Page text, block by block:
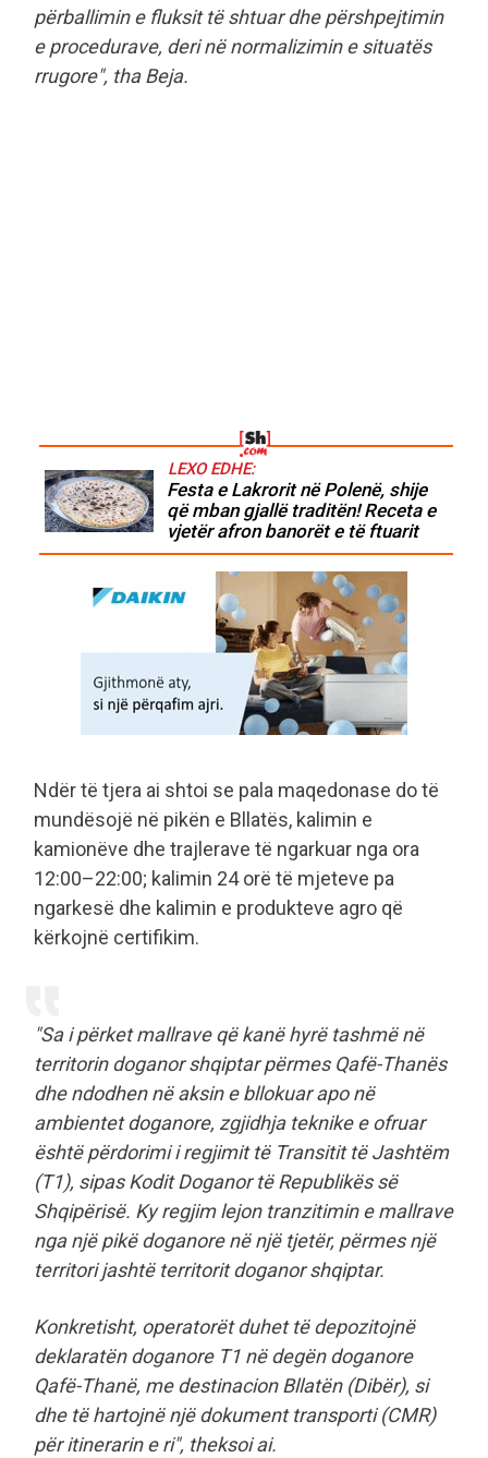
përballimin e fluksit të shtuar dhe përshpejtimin
e procedurave, deri në normalizimin e situatës
rrugore", tha Beja.
LEXO EDHE:
Festa e Lakrorit në Polenë, shije
që mban gjallë traditën! Receta e
vjetër afron banorët e të ftuarit
Ndër të tjera ai shtoi se pala maqedonase do të
mundësojë në pikën e Bllatës, kalimin e
kamionëve dhe trajlerave të ngarkuar nga ora
12:00–22:00; kalimin 24 orë të mjeteve pa
ngarkesë dhe kalimin e produkteve agro që
kërkojnë certifikim.
"Sa i përket mallrave që kanë hyrë tashmë në
territorin doganor shqiptar përmes Qafë-Thanës
dhe ndodhen në aksin e bllokuar apo në
ambientet doganore, zgjidhja teknike e ofruar
është përdorimi i regjimit të Transitit të Jashtëm
(T1), sipas Kodit Doganor të Republikës së
Shqipërisë. Ky regjim lejon tranzitimin e mallrave
nga një pikë doganore në një tjetër, përmes një
territori jashtë territorit doganor shqiptar.
Konkretisht, operatorët duhet të depozitojnë
deklaratën doganore T1 në degën doganore
Qafë-Thanë, me destinacion Bllatën (Dibër), si
dhe të hartojnë një dokument transporti (CMR)
për itinerarin e ri", theksoi ai.